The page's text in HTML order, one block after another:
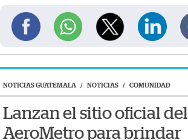
NOTICIAS GUATEMALA / NOTICIAS / COMUNIDAD
Lanzan el sitio oficial del
AeroMetro para brindar